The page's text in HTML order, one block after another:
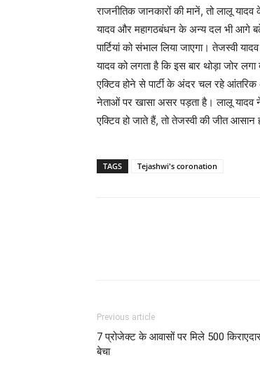
राजनीतिक जानकारों की मानें, तो लालू
यादव और महागठबंधन के अन्य दल भी आगे
पार्टियां को संभाल लिया जाएगा। तेजस्वी
यादव को लगता है कि इस बार थोड़ा जोर
एक्टिव होने से पार्टी के अंदर चल रहे आंतरिक
नेताओं पर खासा असर पड़ता है। लालू यादव
एक्टिव हो जाते हैं, तो तेजस्वी की जीत आसान
TAGS Tejashwi's coronation
Previous article
7 प्रोजेक्ट के आवासों पर मिले 500
बेचा